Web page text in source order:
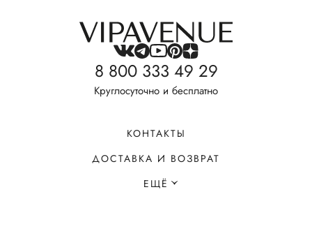
8 800 333 49 29
Круглосуточно и бесплатно
КОНТАКТЫ
ДОСТАВКА И ВОЗВРАТ
ЕЩЁ